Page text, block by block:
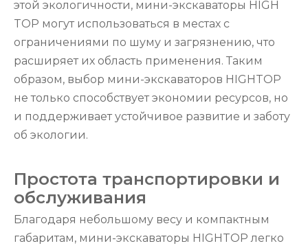
этой экологичности, мини-экскаваторы HIGH
TOP могут использоваться в местах с
ограничениями по шуму и загрязнению, что
расширяет их область применения. Таким
образом, выбор мини-экскаваторов HIGHTOP
не только способствует экономии ресурсов, но
и поддерживает устойчивое развитие и заботу
об экологии.
Простота транспортировки и
обслуживания
Благодаря небольшому весу и компактным
габаритам, мини-экскаваторы HIGHTOP легко